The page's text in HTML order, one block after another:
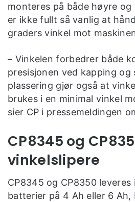
monteres på både høyre og
er ikke fullt så vanlig at
graders vinkel mot
– Vinkelen forbedrer både
presisjonen ved kapping og
plassering gjør også at
brukes i en minimal vinkel
sier CP i pressemeldingen
CP8345 og
vinkelslipere
CP8345 og CP8350
batterier på 4 Ah eller 6 Ah,